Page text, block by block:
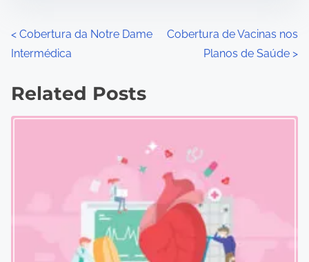
P
s
t
< Cobertura da Notre Dame
Intermédica
Cobertura de Vacinas nos
Planos de Saúde >
Related Posts